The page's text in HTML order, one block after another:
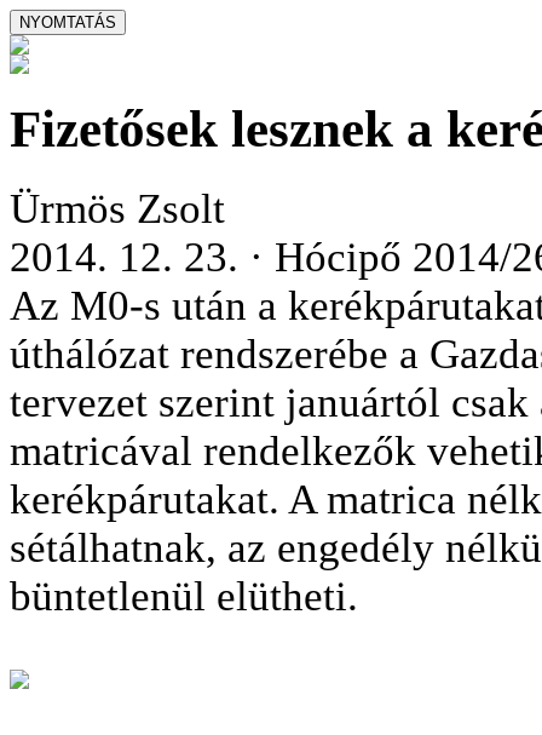
Fizetősek lesznek a
Ürmös Zsolt
2014. 12. 23. · Hócipő 2014/
Az M0-s után a
úthálózat rendszerébe a
tervezet szerint januártól
matricával rendelkezők
kerékpárutakat. A matrica
sétálhatnak, az engedély
büntetlenül elütheti.